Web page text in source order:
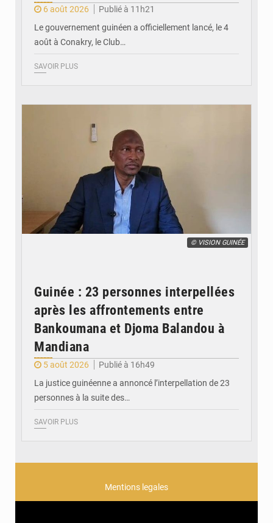
6 août 2026
Publié à 11h21
Le gouvernement guinéen a officiellement lancé, le 4
août à Conakry, le Club…
SAVOIR PLUS
© VISION GUINÉE
Guinée : 23 personnes interpellées
après les affrontements entre
Bankoumana et Djoma Balandou à
Mandiana
5 août 2026
Publié à 16h49
La justice guinéenne a annoncé l’interpellation de 23
personnes à la suite des…
SAVOIR PLUS
Mentions legales